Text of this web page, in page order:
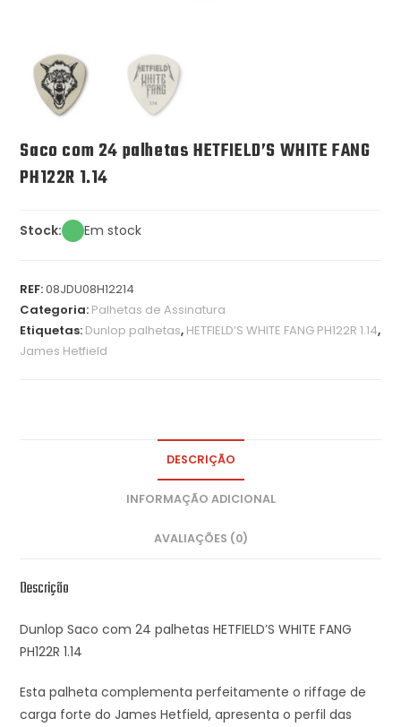
Saco com 24 palhetas HETFIELD’S WHITE FANG
PH122R 1.14
Stock: Em stock
REF:08JDU08H12214
Categoria: Palhetas de Assinatura
Etiquetas: Dunlop palhetas, HETFIELD’S WHITE FANG PH122R 1.14,
James Hetfield
DESCRIÇÃO
INFORMAÇÃO ADICIONAL
AVALIAÇÕES (0)
Descrição
Dunlop Saco com 24 palhetas HETFIELD’S WHITE FANG
PH122R 1.14
Esta palheta complementa perfeitamente o riffage de
carga forte do James Hetfield, apresenta o perfil das